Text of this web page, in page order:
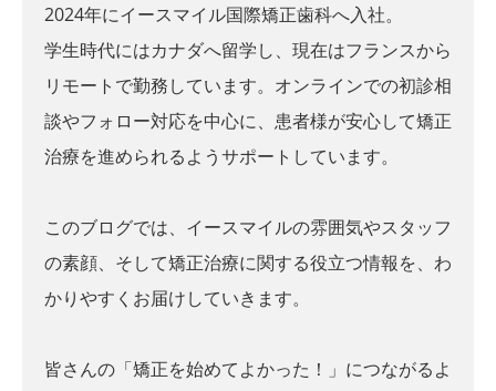
2024年にイースマイル国際矯正歯科へ入社。
学生時代にはカナダへ留学し、現在はフランスから
リモートで勤務しています。オンラインでの初診相
談やフォロー対応を中心に、患者様が安心して矯正
治療を進められるようサポートしています。
このブログでは、イースマイルの雰囲気やスタッフ
の素顔、そして矯正治療に関する役立つ情報を、わ
かりやすくお届けしていきます。
皆さんの「矯正を始めてよかった！」につながるよ